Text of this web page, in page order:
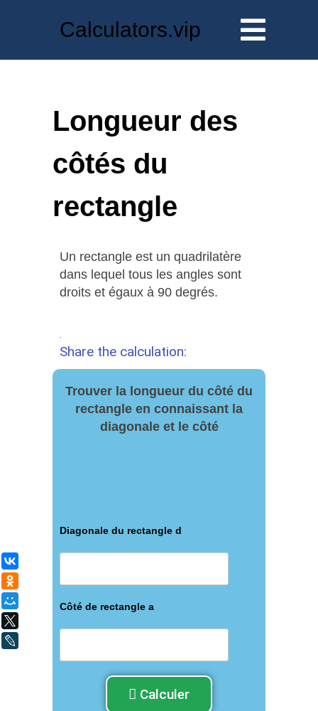
Calculators.vip
Longueur des
côtés du
rectangle
Un rectangle est un quadrilatère
dans lequel tous les angles sont
droits et égaux à 90 degrés.
Share the calculation:
Trouver la longueur du côté du
rectangle en connaissant la
diagonale et le côté
Diagonale du rectangle d
Côté de rectangle a
Calculer